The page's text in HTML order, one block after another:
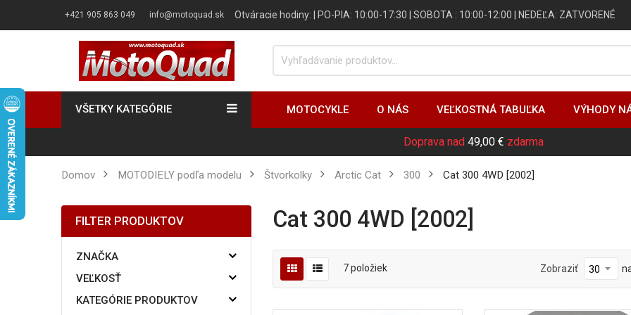
+421 905 863 049 info@motoquad.sk Otváracie hodiny: | PO-PIA: 10:00-17:30 | SOBOTA : 10:00-12:00 | NEDEĽA: ZATVORENÉ
VŠETKY KATEGÓRIE MOTOCYKLE O NÁS VEĽKOSTNÁ TABUĽKA VÝHODY
Doprava nad 49,00 € zdarma
Domov MOTODIELY podľa modelu Štvorkolky Arctic Cat 300 Cat 300 4WD [2002]
Cat 300 4WD [2002]
7položiek Zobraziť
FILTER PRODUKTOV
ZNAČKA
VEĽKOSŤ
KATEGÓRIE PRODUKTOV